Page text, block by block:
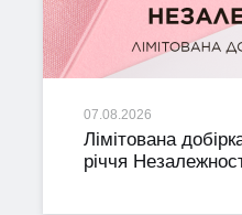
07.08.2026
Лімітована
річчя